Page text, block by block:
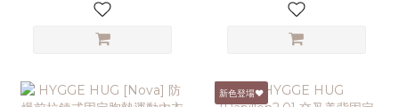
新色登場♥